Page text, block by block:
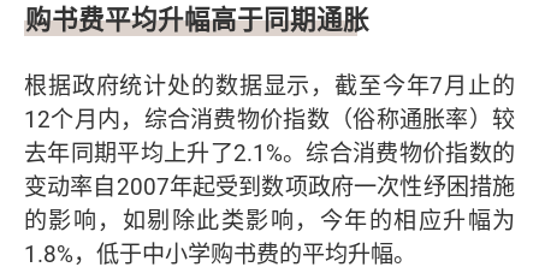
购书费平均升幅高于同期通胀
根据政府统计处的数据显示，截至今年7月止的
12个月内，综合消费物价指数（俗称通胀率）较
去年同期平均上升了2.1%。综合消费物价指数的
变动率自2007年起受到数项政府一次性纾困措施
的影响，如剔除此类影响，今年的相应升幅为
1.8%，低于中小学购书费的平均升幅。